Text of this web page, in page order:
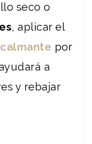
seco o
, aplicar el
por
a
y rebajar